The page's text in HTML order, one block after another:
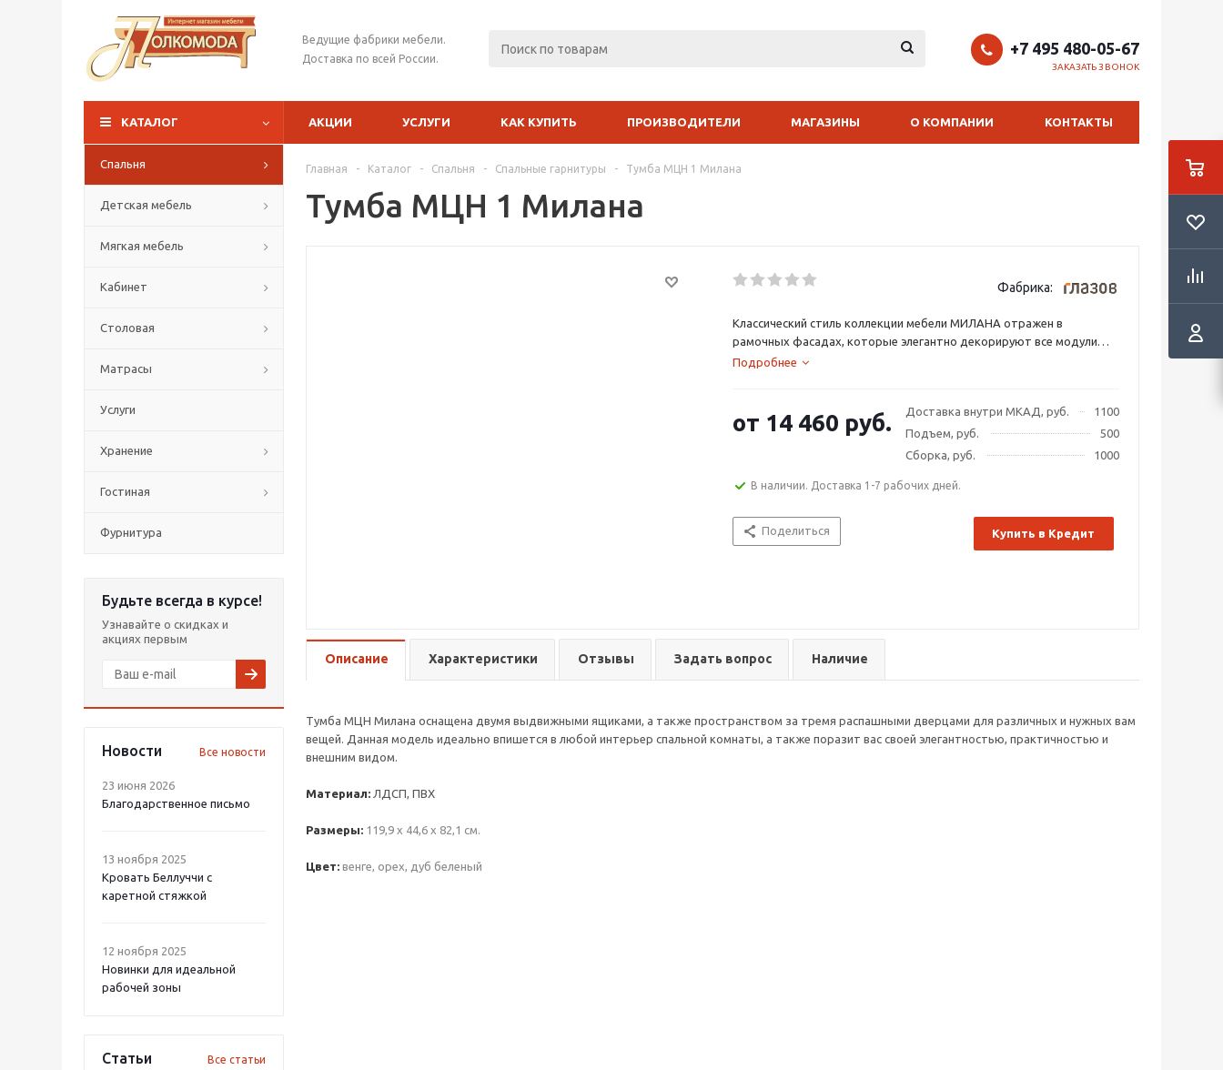
Ведущие фабрики мебели.
Доставка по всей России.
+7 495 480-05-67
ЗАКАЗАТЬ ЗВОНОК
КАТАЛОГ АКЦИИ УСЛУГИ КАК КУПИТЬ ПРОИЗВОДИТЕЛИ МАГАЗИНЫ О КОМПАНИИ КОНТАКТЫ
Спальня
Детская мебель
Мягкая мебель
Кабинет
Столовая
Матрасы
Услуги
Хранение
Гостиная
Фурнитура
Будьте всегда в курсе!
Узнавайте о скидках и
акциях первым
Новости Все новости
23 июня 2026
Благодарственное письмо
13 ноября 2025
Кровать Беллуччи с
каретной стяжкой
12 ноября 2025
Новинки для идеальной
рабочей зоны
Статьи Все статьи
Главная - Каталог - Спальня - Спальные гарнитуры - Тумба МЦН 1 Милана
Тумба МЦН 1 Милана
Фабрика:
Классический стиль коллекции мебели МИЛАНА отражен в
рамочных фасадах, которые элегантно декорируют все модули
данной коллекции: изголовье кровати, выдвижные ящики тумб и
Подробнее
Доставка внутри МКАД, руб.
1100
Подъем, руб.
500
Сборка, руб.
1000
от 14 460 руб.
В наличии. Доставка 1-7 рабочих дней.
Поделиться Купить в Кредит
Описание Характеристики Отзывы Задать вопрос Наличие
Тумба МЦН Милана оснащена двумя выдвижными ящиками, а также пространством за тремя распашными дверцами для различных и нужных вам
вещей. Данная модель идеально впишется в любой интерьер спальной комнаты, а также поразит вас своей элегантностью, практичностью и
внешним видом.
Материал: ЛДСП, ПВХ
Размеры: 119,9 х 44,6 х 82,1 см.
Цвет: венге, орех, дуб беленый